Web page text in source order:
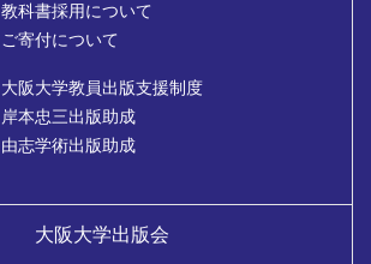
教科書採用について
ご寄付について
大阪大学教員出版支援制度
岸本忠三出版助成
由志学術出版助成
大阪大学出版会